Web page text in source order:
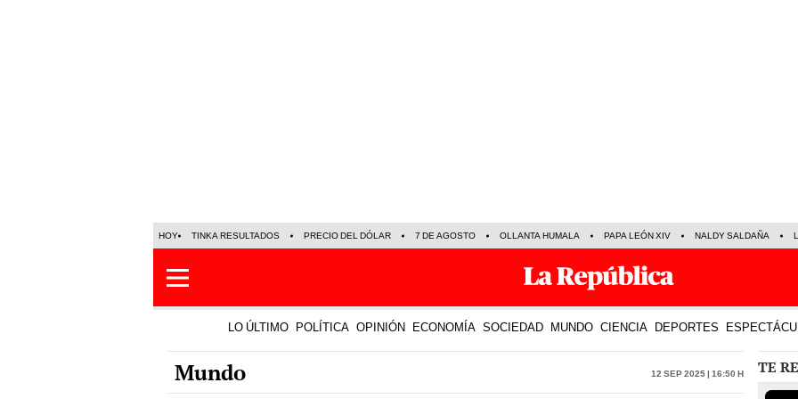
HOY TINKA RESULTADOS PRECIO DEL DÓLAR 7 DE AGOSTO OLLANTA HUMALA PAPA LEÓN XIV NALDY SALDAÑA
LO ÚLTIMO POLÍTICA OPINIÓN ECONOMÍA SOCIEDAD MUNDO CIENCIA DEPORTES
Mundo 12 Sep 2025 | 16:50 h TE